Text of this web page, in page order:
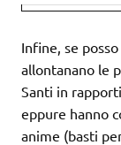
Infine, se
allontanano le
Santi in
eppure hanno
anime (basti